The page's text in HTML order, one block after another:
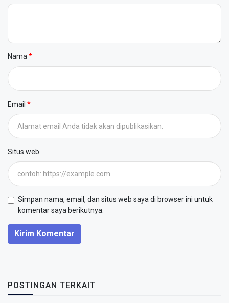
Nama
Email
Situs web
Simpan nama, email, dan situs web saya di browser ini untuk
komentar saya berikutnya.
Kirim Komentar
POSTINGAN TERKAIT